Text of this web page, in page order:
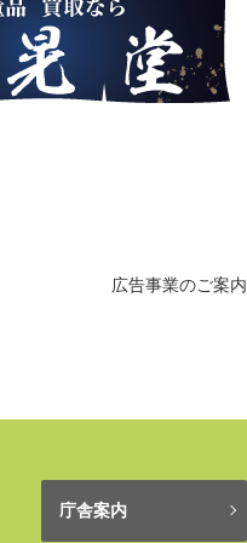
広告事業のご案内
庁舎案内